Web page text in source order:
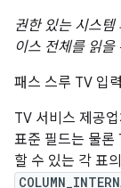
권한 있는 시스
이스 전체를 읽을
패스 스루 TV 입
TV 서비스 제공
표준 필드는 물론
할 수 있는 각 표